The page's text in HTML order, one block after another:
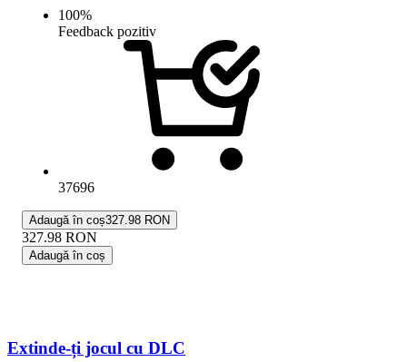
100%
Feedback pozitiv
37696
Adaugă în coș327.98 RON
327.98 RON
Adaugă în coș
Extinde-ți jocul cu DLC